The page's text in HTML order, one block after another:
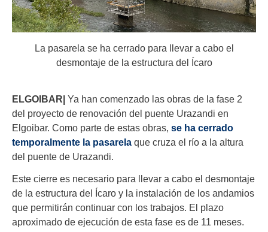
La pasarela se ha cerrado para llevar a cabo el
desmontaje de la estructura del Ícaro
ELGOIBAR| Ya han comenzado las obras de la fase 2
del proyecto de renovación del puente Urazandi en
Elgoibar. Como parte de estas obras, se ha cerrado
temporalmente la pasarela que cruza el río a la altura
del puente de Urazandi.
Este cierre es necesario para llevar a cabo el desmontaje
de la estructura del Ícaro y la instalación de los andamios
que permitirán continuar con los trabajos. El plazo
aproximado de ejecución de esta fase es de 11 meses.